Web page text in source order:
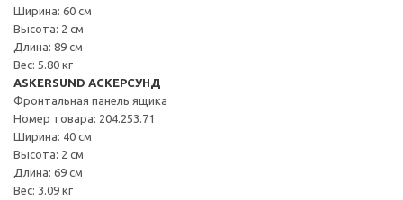
Ширина: 60 см
Высота: 2 см
Длина: 89 см
Вес: 5.80 кг
ASKERSUND АСКЕРСУНД
Фронтальная панель ящика
Номер товара: 204.253.71
Ширина: 40 см
Высота: 2 см
Длина: 69 см
Вес: 3.09 кг